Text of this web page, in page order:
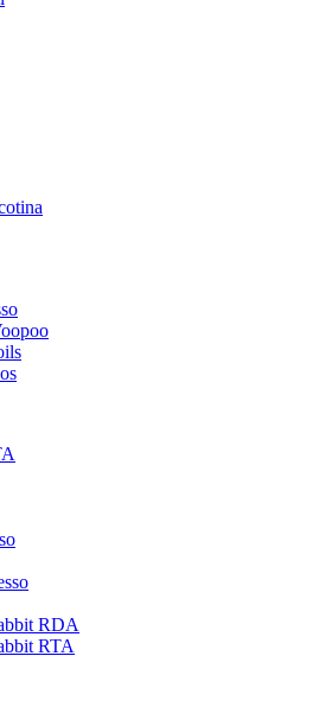
RDA
RTA